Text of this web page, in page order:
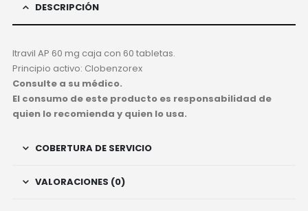
DESCRIPCIÓN
Itravil AP 60 mg caja con 60 tabletas.
Principio activo: Clobenzorex
Consulte a su médico.
El consumo de este producto es responsabilidad de
quien lo recomienda y quien lo usa.
COBERTURA DE SERVICIO
VALORACIONES (0)